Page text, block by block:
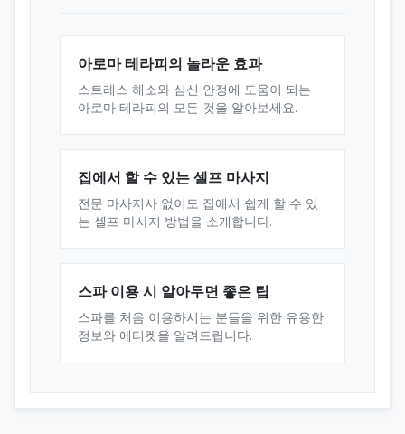
아로마 테라피의 놀라운 효과
스트레스 해소와 심신 안정에 도움이 되는
아로마 테라피의 모든 것을 알아보세요.
집에서 할 수 있는 셀프 마사지
전문 마사지사 없이도 집에서 쉽게 할 수 있
는 셀프 마사지 방법을 소개합니다.
스파 이용 시 알아두면 좋은 팁
스파를 처음 이용하시는 분들을 위한 유용한
정보와 에티켓을 알려드립니다.